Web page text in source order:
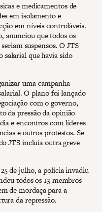
e medicamentos de
em isolamento e
em níveis controláveis.
anunciou que todos os
suspensos. O JTS
salarial que havia sido
uma campanha
O plano foi lançado
com o governo,
da pressão da opinião
e encontros com líderes
e outros protestos. Se
JTS incluía outra greve
de julho, a polícia invadiu
todos os 13 membros
de mordaça para a
da repressão.